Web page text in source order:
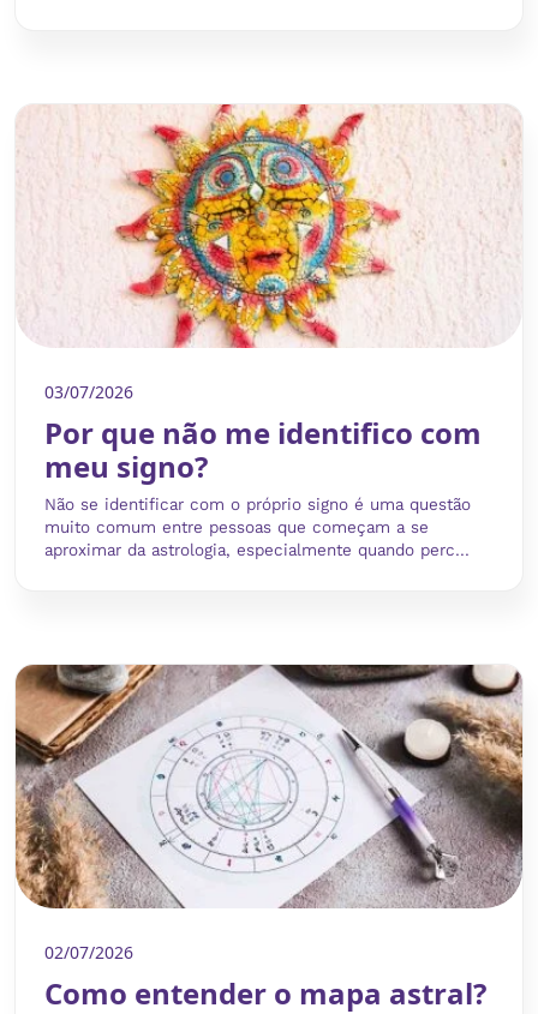
03/07/2026
Por que não me identifico com
meu signo?
Não se identificar com o próprio signo é uma questão
muito comum entre pessoas que começam a se
aproximar da astrologia, especialmente quando perc...
02/07/2026
Como entender o mapa astral?